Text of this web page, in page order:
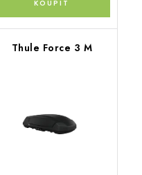
Thule Force 3 M